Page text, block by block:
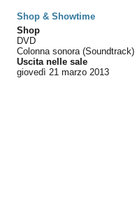
Shop & Showtime
Shop
DVD
Colonna sonora (Soundtrack)
Uscita nelle sale
giovedì 21 marzo 2013